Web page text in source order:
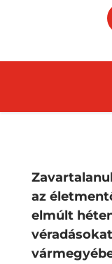
az
elmúlt